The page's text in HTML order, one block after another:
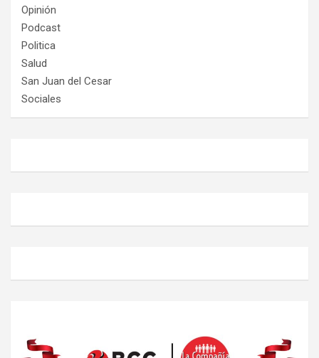
Opinión
Podcast
Politica
Salud
San Juan del Cesar
Sociales